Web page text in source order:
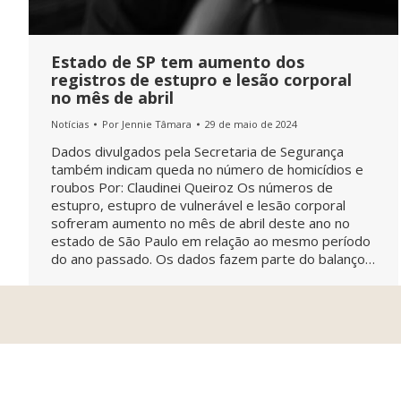
Estado de SP tem aumento dos
registros de estupro e lesão corporal
no mês de abril
Notícias Por Jennie Tâmara 29 de maio de 2024
Dados divulgados pela Secretaria de Segurança
também indicam queda no número de homicídios e
roubos Por: Claudinei Queiroz Os números de
estupro, estupro de vulnerável e lesão corporal
sofreram aumento no mês de abril deste ano no
estado de São Paulo em relação ao mesmo período
do ano passado. Os dados fazem parte do balanço…